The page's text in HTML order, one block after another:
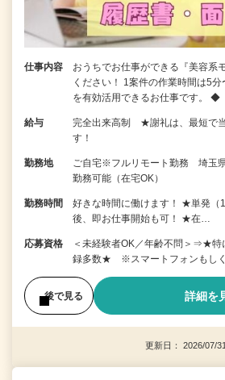
仕事内容
おうちでお仕事ができる『美容系
ください！ 1案件の作業時間は5
を有効活用できるお仕事です。 ◆
給与
完全出来高制 ★謝礼は、最短で
す！
勤務地
ご自宅※フルリモート勤務 埼玉
勤務可能（在宅OK）
勤務時間
好きな時間に働けます！ ★単発（
後、即お仕事開始も可！ ★在…
応募資格
＜未経験者OK／年齢不問＞⇒★特
録多数★ ※スマートフォンもしく
後で見る 詳細を
更新日： 2026/07/